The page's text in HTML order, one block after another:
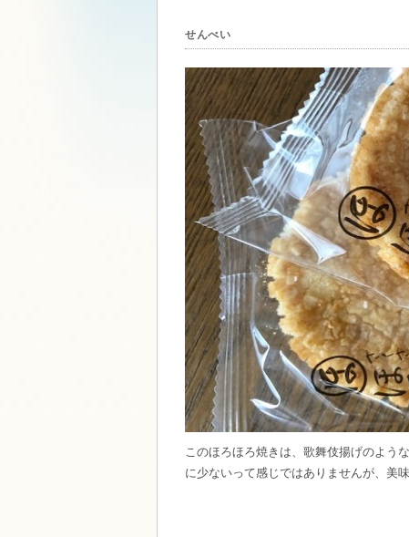
せんべい
このほろほろ焼きは、歌舞伎揚げのよう
に少ないって感じではありませんが、美味